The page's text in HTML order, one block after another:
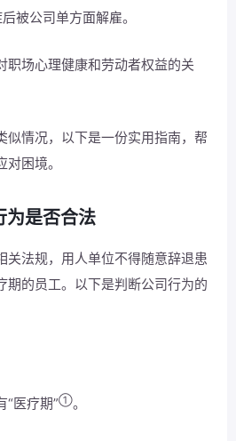
被公司单方面解雇。
职场心理健康和劳动者权益的关
似情况，以下是一份实用指南，帮
困境。
为是否合法
关法规，用人单位不得随意辞退患
期的员工。以下是判断公司行为的
“医疗期”①。